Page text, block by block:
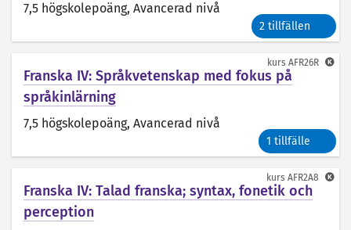
7,5 högskolepoäng, Avancerad nivå
2 tillfällen
Franska IV: Språkvetenskap med fokus på
språkinlärning
7,5 högskolepoäng, Avancerad nivå
1 tillfälle
kurs AFR26R
Franska IV: Talad franska; syntax, fonetik och
perception
kurs AFR2A8